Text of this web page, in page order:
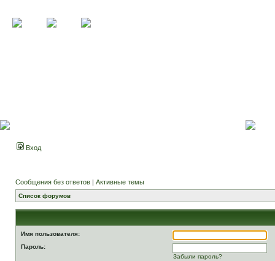
Вход
Сообщения без ответов | Активные темы
Список форумов
Имя пользователя:
Пароль:
Забыли пароль?